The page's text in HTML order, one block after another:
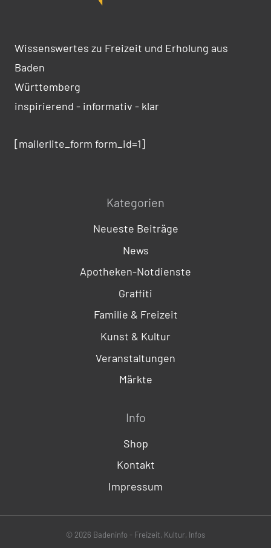
Wissenswertes zu Freizeit und Erholung aus
Baden
Württemberg
inspirierend - informativ - klar
[mailerlite_form form_id=1]
Kategorien
Neueste Beiträge
News
Apotheken-Notdienste
Graffiti
Familie & Freizeit
Kunst & Kultur
Veranstaltungen
Märkte
Info
Shop
Kontakt
Impressum
© 2026 Badeninfo - Freizeit, Kultur, Infos